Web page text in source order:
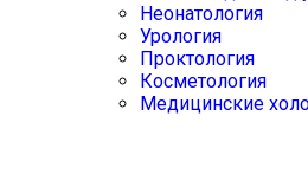
Неонатология
Урология
Проктология
Косметология
Медицинские